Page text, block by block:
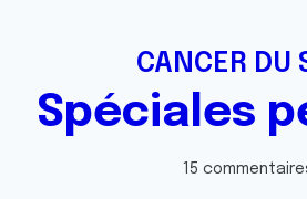
CANCER DU
Spéciales
15